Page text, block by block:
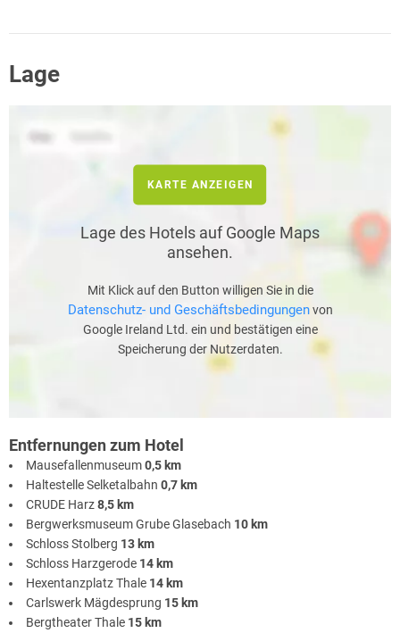
Lage
KARTE ANZEIGEN
Lage des Hotels auf Google Maps
ansehen.
Mit Klick auf den Button willigen Sie in die
Datenschutz- und Geschäftsbedingungenvon
Google Ireland Ltd. ein und bestätigen eine
Speicherung der Nutzerdaten.
Entfernungen zum Hotel
Mausefallenmuseum0,5 km
Haltestelle Selketalbahn 0,7 km
CRUDE Harz8,5 km
Bergwerksmuseum Grube Glasebach 10 km
Schloss Stolberg 13 km
Schloss Harzgerode 14 km
Hexentanzplatz Thale 14 km
Carlswerk Mägdesprung 15 km
Bergtheater Thale 15 km